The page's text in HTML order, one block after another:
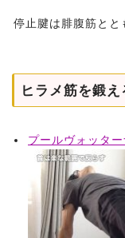
停止腱は腓腹筋とと
ヒラメ筋を鍛
プールヴォッタ